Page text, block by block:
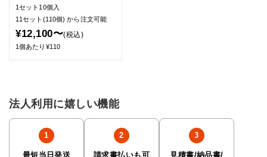
1セット10個入
11セット(110個)から注文可能
¥12,100〜(税込)
1個あたり¥110
法人利用に嬉しい機能
最短当日発送 請求書払いも可 見積書/納品書/